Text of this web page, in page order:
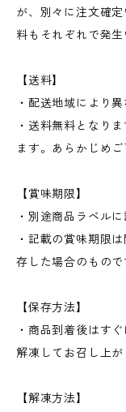
が、別々に注文確
料もそれぞれで発
【送料】
・配送地域により異
・送料無料となり
ます。あらかじめご
【賞味期限】
・別途商品ラベル
・記載の賞味期限
存した場合のもので
【保存方法】
・商品到着後はす
解凍してお召し上が
【解凍方法】